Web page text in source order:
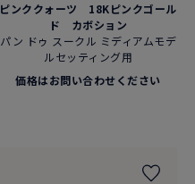
ピンククォーツ 18Kピンクゴール
ド カボション
パン ドゥ スークル ミディアムモデ
ルセッティング用
価格はお問い合わせください